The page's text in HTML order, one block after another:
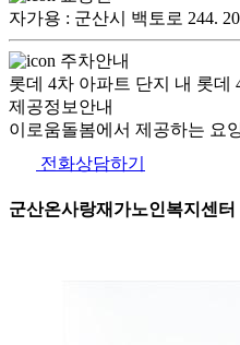
자가용 : 군산시 백토로 244.
주차안내
롯데 4차 아파트 단지 내 롯데
제공정보안내
이로움돌봄에서 제공하는 요
전화상담하기
군산온사랑재가노인복지센터